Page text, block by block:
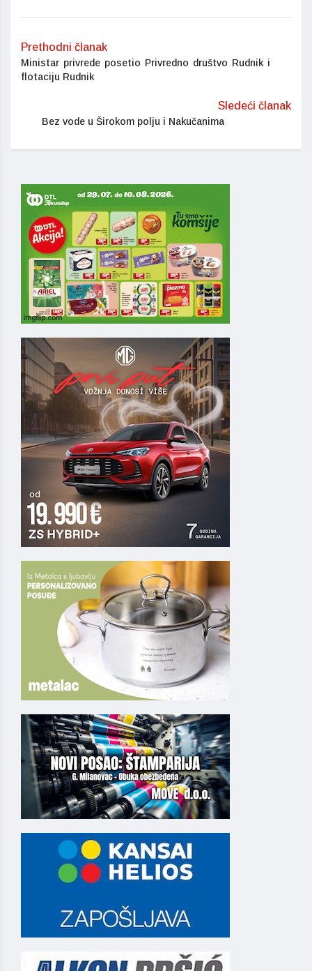
Prethodni članak
Ministar privrede posetio Privredno društvo Rudnik i
flotaciju Rudnik
Sledeći članak
Bez vode u Širokom polju i Nakučanima